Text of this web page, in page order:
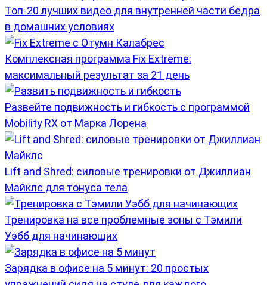
Топ-20 лучших видео для внутренней части бедра
в домашних условиях
Комплексная программа Fix Extreme:
максимальный результат за 21 день
Развейте подвижность и гибкость с программой
Mobility RX от Марка Лорена
Lift and Shred: силовые тренировки от Джиллиан
Майклс для тонуса тела
Тренировка на все проблемные зоны с Тэмили
Уэбб для начинающих
Зарядка в офисе на 5 минут: 20 простых